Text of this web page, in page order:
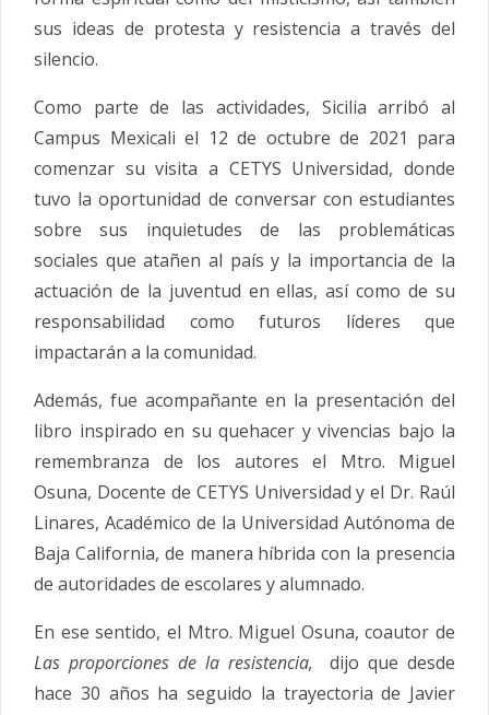
sus ideas de protesta y resistencia a través del
silencio.
Como parte de las actividades, Sicilia arribó al
Campus Mexicali el 12 de octubre de 2021 para
comenzar su visita a CETYS Universidad, donde
tuvo la oportunidad de conversar con estudiantes
sobre sus inquietudes de las problemáticas
sociales que atañen al país y la importancia de la
actuación de la juventud en ellas, así como de su
responsabilidad como futuros líderes que
impactarán a la comunidad.
Además, fue acompañante en la presentación del
libro inspirado en su quehacer y vivencias bajo la
remembranza de los autores el Mtro. Miguel
Osuna, Docente de CETYS Universidad y el Dr. Raúl
Linares, Académico de la Universidad Autónoma de
Baja California, de manera híbrida con la presencia
de autoridades de escolares y alumnado.
En ese sentido, el Mtro. Miguel Osuna, coautor de
Las proporciones de la resistencia, dijo que desde
hace 30 años ha seguido la trayectoria de Javier